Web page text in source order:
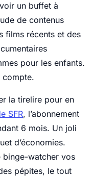
un buffet à
de contenus
films récents et des
pour les enfants.
compte.
la tirelire pour en
SFR, l’abonnement
6 mois. Un joli
d’économies.
binge-watcher vos
pépites, le tout